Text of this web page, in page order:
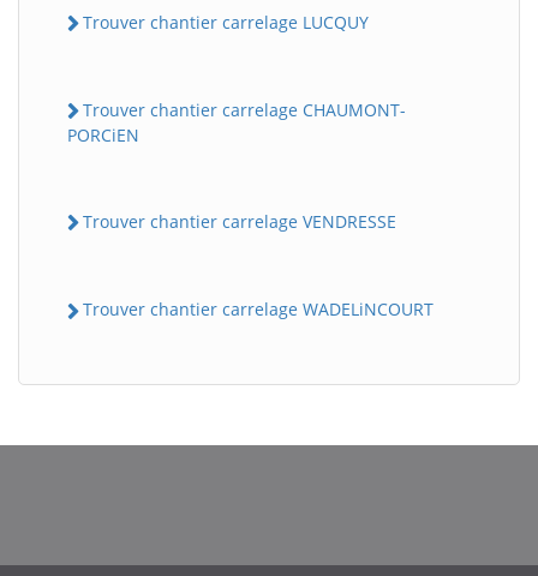
Trouver chantier carrelage LUCQUY
Trouver chantier carrelage CHAUMONT-
PORCiEN
Trouver chantier carrelage VENDRESSE
Trouver chantier carrelage WADELiNCOURT
BatiWebPro